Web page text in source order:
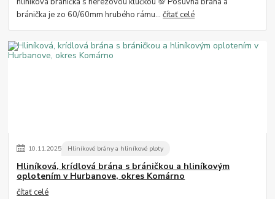
bránička je zo 60/60mm hrubého rámu...čítať celé
10.11.2025 Hliníkové brány a hliníkové ploty
Hliníková, krídlová brána s bráničkou a hliníkovým
oplotením v Hurbanove, okres Komárno
čítať celé